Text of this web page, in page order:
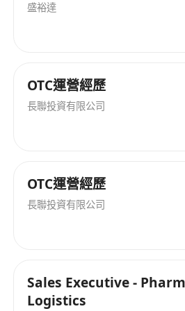
盛裕達
OTC運營經歷
長聯投資有限公司
OTC運營經歷
長聯投資有限公司
Sales Executive -
Logistics